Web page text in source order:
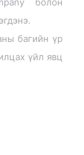
багийн үр
үйл явц